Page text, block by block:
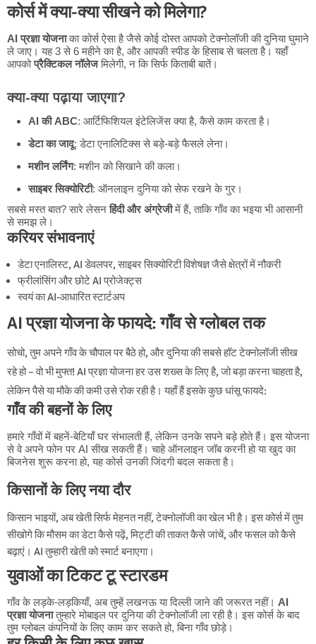
कोर्स में क्या-क्या सीखने को मिलेगा?
AI प्रज्ञा योजनाका कोर्स ऐसा है जैसे कोई दोस्त आपको टेक्नोलॉजी की दुनिया घुमाने
ले जाए। यह 3 से 6 महीने का है, और आपकी स्पीड के हिसाब से चलता है। यहाँ
आपकोप्रैक्टिकल नॉलेजमिलेगी, न कि सिर्फ किताबी बातें।
क्या-क्या पढ़ाया जाएगा?
AI की ABC: आर्टिफिशियल इंटेलिजेंस क्या है, कैसे काम करता है।
डेटा का जादू: डेटा एनालिटिक्स से बड़े-बड़े फैसले लेना।
मशीन लर्निंग: मशीन को सिखाने की कला।
साइबर सिक्योरिटी: ऑनलाइन दुनिया को सेफ रखने के गुर।
सबसे मस्त बात? सारे लेसनहिंदी और अंग्रेजीमें हैं, ताकि गाँव का भइया भी आसानी
से समझ ले।
करियर संभावनाएं
डेटा एनालिस्ट, AI डेवलपर, साइबर सिक्योरिटी विशेषज्ञ जैसे क्षेत्रों में नौकरी
फ्रीलांसिंग और छोटे AI प्रोजेक्ट्स
स्वयं का AI-आधारित स्टार्टअप
AI प्रज्ञा योजना के फायदे: गाँव से ग्लोबल तक
सोचो, तुम अपने गाँव के चौपाल पर बैठे हो, और दुनिया की सबसे हॉट टेक्नोलॉजी सीख
रहे हो – वो भी मुफ्त! AI प्रज्ञा योजना हर उस शख्स के लिए है, जो बड़ा करना चाहता है,
लेकिन पैसे या मौके की कमी उसे रोक रही है। यहाँ हैं इसके कुछ धांसू फायदे:
गाँव की बहनों के लिए
हमारे गाँवों में बहनें-बेटियाँ घर संभालती हैं, लेकिन उनके सपने बड़े होते हैं। इस योजना
से वे अपने फोन पर AI सीख सकती हैं। चाहे ऑनलाइन जॉब करनी हो या खुद का
बिजनेस शुरू करना हो, यह कोर्स उनकी जिंदगी बदल सकता है।
किसानों के लिए नया दौर
किसान भाइयों, अब खेती सिर्फ मेहनत नहीं, टेक्नोलॉजी का खेल भी है। इस कोर्स में तुम
सीखोगे कि मौसम का डेटा कैसे पढ़ें, मिट्टी की ताकत कैसे जांचें, और फसल को कैसे
बढ़ाएं। AI तुम्हारी खेती को स्मार्ट बनाएगा।
युवाओं का टिकट टू स्टारडम
गाँव के लड़के-लड़कियाँ, अब तुम्हें लखनऊ या दिल्ली जाने की जरूरत नहीं। AI
प्रज्ञा योजनातुम्हारे मोबाइल पर दुनिया की टेक्नोलॉजी ला रही है। इस कोर्स के बाद
तुम ग्लोबल कंपनियों के लिए काम कर सकते हो, बिना गाँव छोड़े।